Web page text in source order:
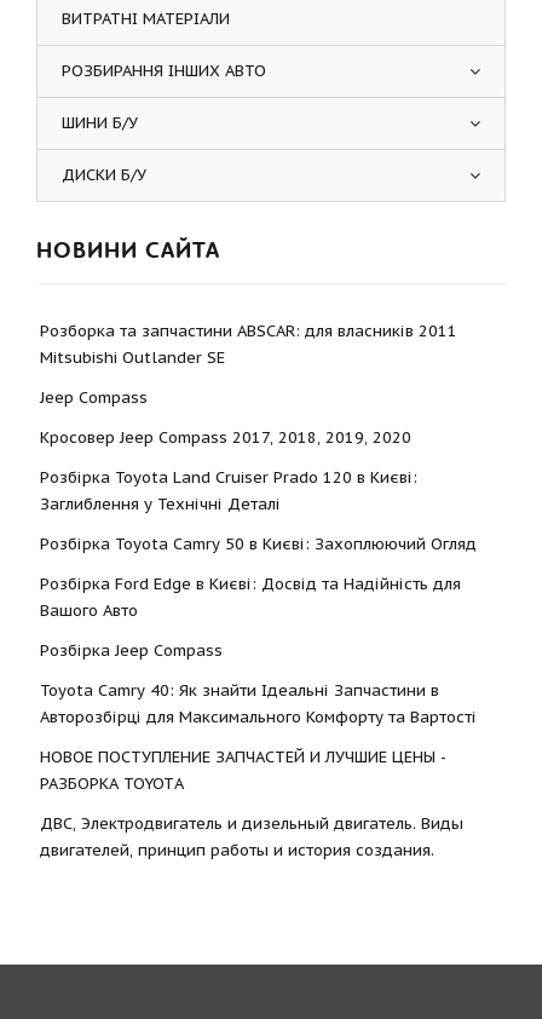
ВИТРАТНІ МАТЕРІАЛИ
РОЗБИРАННЯ ІНШИХ АВТО
ШИНИ Б/У
ДИСКИ Б/У
НОВИНИ САЙТА
Розборка та запчастини ABSCAR: для власників 2011
Mitsubishi Outlander SE
Jeep Compass
Кросовер Jeep Compass 2017, 2018, 2019, 2020
Розбірка Toyota Land Cruiser Prado 120 в Києві:
Заглиблення у Технічні Деталі
Розбірка Toyota Camry 50 в Києві: Захоплюючий Огляд
Розбірка Ford Edge в Києві: Досвід та Надійність для
Вашого Авто
Розбірка Jeep Compass
Toyota Camry 40: Як знайти Ідеальні Запчастини в
Авторозбірці для Максимального Комфорту та Вартості
НОВОЕ ПОСТУПЛЕНИЕ ЗАПЧАСТЕЙ И ЛУЧШИЕ ЦЕНЫ -
РАЗБОРКА TOYOTА
ДВС, Электродвигатель и дизельный двигатель. Виды
двигателей, принцип работы и история создания.